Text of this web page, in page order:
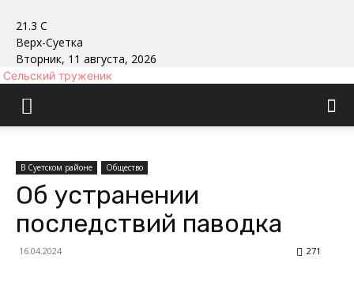
21.3 C
Верх-Суетка
Вторник, 11 августа, 2026
Сельский труженик
В Суетском районе Общество
Об устранении
последствий паводка
16.04.2024 271